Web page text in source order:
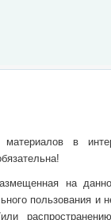
материалов в
на
пользования и